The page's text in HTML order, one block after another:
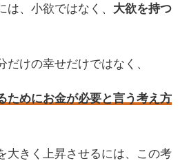
、小欲ではなく、 大欲を持つ
だけの幸せだけではなく、
ためにお金が必要と言う考え方
大きく上昇させるには、この考